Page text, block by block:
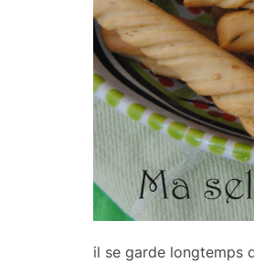
il se garde longtemps